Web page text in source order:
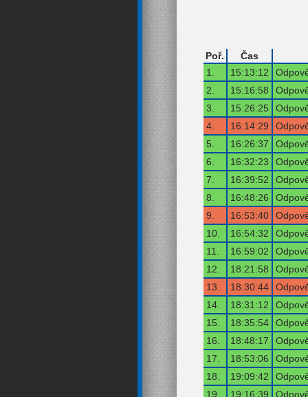
Poř.
Čas
1.
15:13:12
2.
15:16:58
3.
15:26:25
4.
16:14:29
5.
16:26:37
6.
16:32:23
7.
16:39:52
8.
16:48:26
9.
16:53:40
10.
16:54:32
11.
16:59:02
12.
18:21:58
13.
18:30:44
14.
18:31:12
15.
18:35:54
16.
18:48:17
17.
18:53:06
18.
19:09:42
19.
19:16:39